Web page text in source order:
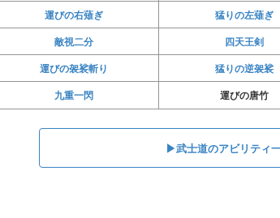
運びの右薙ぎ
猛りの左薙ぎ
敵視二分
四天王剣
運びの袈裟斬り
猛りの逆袈裟
九重一閃
運びの唐竹
▶︎武士道のアビリティ